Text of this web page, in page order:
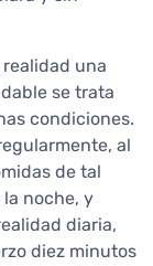
una
se trata
condiciones.
al
de tal
noche, y
diaria,
diez minutos